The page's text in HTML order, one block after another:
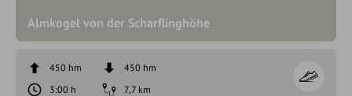
Almkogel von der Scharflinghöhe
450 hm
450 hm
3:00 h
7,7 km